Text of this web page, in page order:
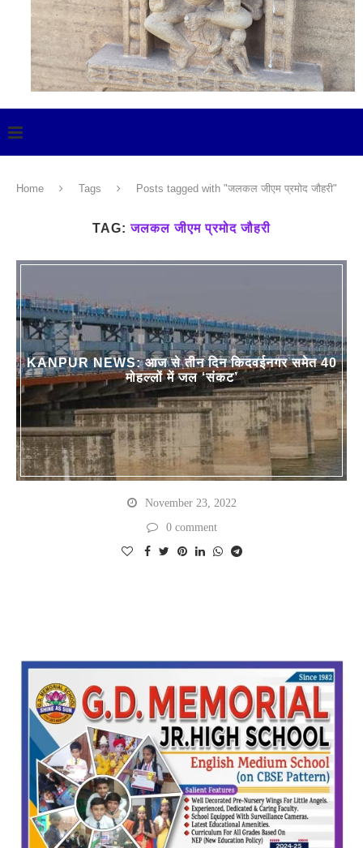
Home Tags Posts tagged with "जलकल जीएम प्रमोद जौहरी"
TAG:जलकल जीएम प्रमोद जौहरी
KANPUR NEWS: आज से तीन दिन किदवईनगर समेत 40
मोहल्लों में जल ‘संकट’
November 23, 2022
0 comment